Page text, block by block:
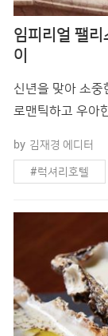
임피리얼 팰
이
신년을 맞아 소
로맨틱하고 우아
서울을 추천합니다. 지난 1년 동안 몸과 마음에 쌓인 묵
씻어내고 새로운
누며 의미 있는
by 김재경 에디터
#럭셔리호텔